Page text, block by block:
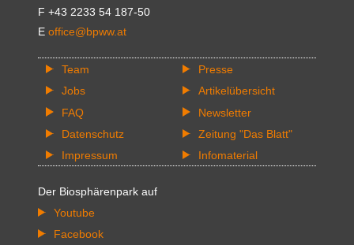
F +43 2233 54 187-50
E office@bpww.at
Team
Jobs
FAQ
Datenschutz
Impressum
Presse
Artikelübersicht
Newsletter
Zeitung "Das Blatt"
Infomaterial
Der Biosphärenpark auf
Youtube
Facebook